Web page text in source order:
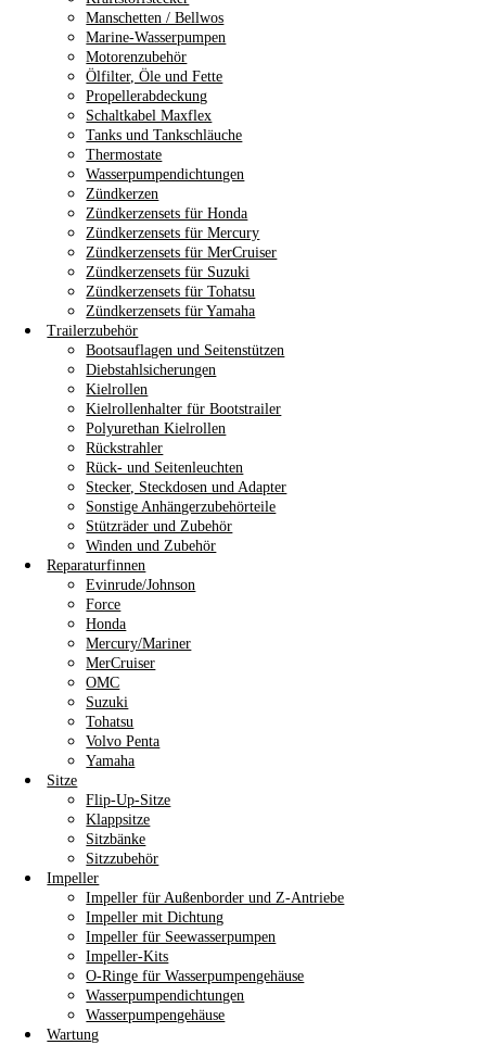
Manschetten / Bellwos
Marine-Wasserpumpen
Motorenzubehör
Ölfilter, Öle und Fette
Propellerabdeckung
Schaltkabel Maxflex
Tanks und Tankschläuche
Thermostate
Wasserpumpendichtungen
Zündkerzen
Zündkerzensets für Honda
Zündkerzensets für Mercury
Zündkerzensets für MerCruiser
Zündkerzensets für Suzuki
Zündkerzensets für Tohatsu
Zündkerzensets für Yamaha
Trailerzubehör
Bootsauflagen und Seitenstützen
Diebstahlsicherungen
Kielrollen
Kielrollenhalter für Bootstrailer
Polyurethan Kielrollen
Rückstrahler
Rück- und Seitenleuchten
Stecker, Steckdosen und Adapter
Sonstige Anhängerzubehörteile
Stützräder und Zubehör
Winden und Zubehör
Reparaturfinnen
Evinrude/Johnson
Force
Honda
Mercury/Mariner
MerCruiser
OMC
Suzuki
Tohatsu
Volvo Penta
Yamaha
Sitze
Flip-Up-Sitze
Klappsitze
Sitzbänke
Sitzzubehör
Impeller
Impeller für Außenborder und Z-Antriebe
Impeller mit Dichtung
Impeller für Seewasserpumpen
Impeller-Kits
O-Ringe für Wasserpumpengehäuse
Wasserpumpendichtungen
Wasserpumpengehäuse
Wartung